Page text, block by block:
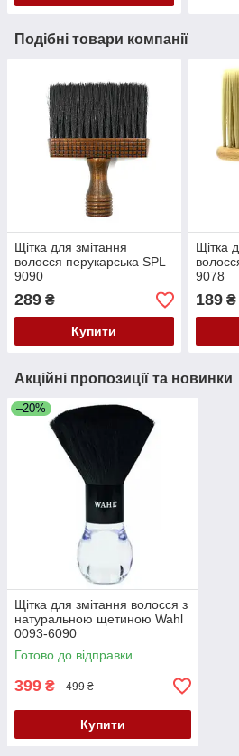
Подібні товари компанії
Щітка для змітання
волосся перукарська SPL
9090
289 ₴
Купити
Щітка
9078
189₴
Акційні пропозиції та новинки
–20%
Щітка для змітання волосся з
натуральною щетиною Wahl
0093-6090
Готово до відправки
399 ₴ 499 ₴
Купити